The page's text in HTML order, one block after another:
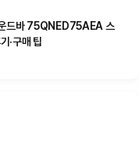
드바 75QNED75AEA 스
·구매 팁